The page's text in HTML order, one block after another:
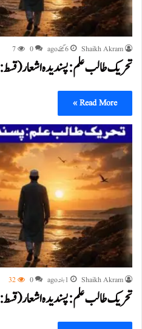
Shaikh Akram 6 گھنٹے ago 0
7
تحریک طالب علم: پسندیدہ اشعار (قسط:45)
Read More »
Shaikh Akram 1 ہفتہ ago 0
32
تحریک طالب علم: پسندیدہ اشعار (قسط:44)